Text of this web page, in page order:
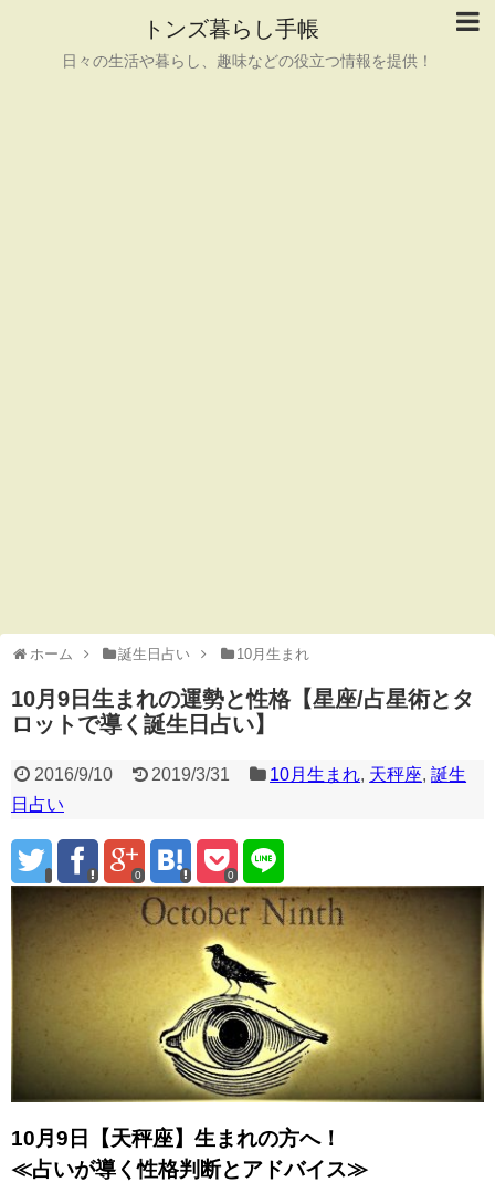
トンズ暮らし手帳
日々の生活や暮らし、趣味などの役立つ情報を提供！
ホーム 誕生日占い 10月生まれ
10月9日生まれの運勢と性格【星座/占星術とタ
ロットで導く誕生日占い】
2016/9/10 2019/3/31 10月生まれ, 天秤座,誕生
日占い
0 0
10月9日【天秤座】生まれの方へ！
≪占いが導く性格判断とアドバイス≫